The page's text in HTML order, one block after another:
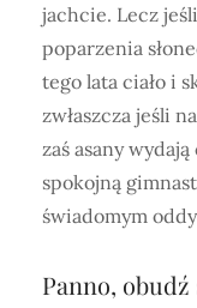
jachcie. Lecz
poparzenia
tego lata ciało i
zwłaszcza jeśli
zaś asany
spokojną
świadomym
Panno, obudź